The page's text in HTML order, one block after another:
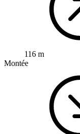
116 m
Montée